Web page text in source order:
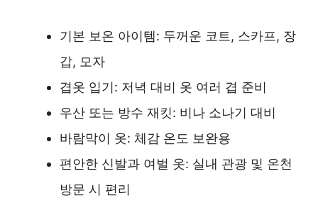
기본 보온 아이템: 두꺼운 코트, 스카프, 장
갑, 모자
겹옷 입기: 저녁 대비 옷 여러 겹 준비
우산 또는 방수 재킷: 비나 소나기 대비
바람막이 옷: 체감 온도 보완용
편안한 신발과 여벌 옷: 실내 관광 및 온천
방문 시 편리